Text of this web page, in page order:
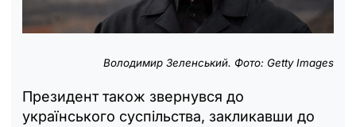
Володимир Зеленський. Фото: Getty Images
Президент також звернувся до
українського суспільства, закликавши до